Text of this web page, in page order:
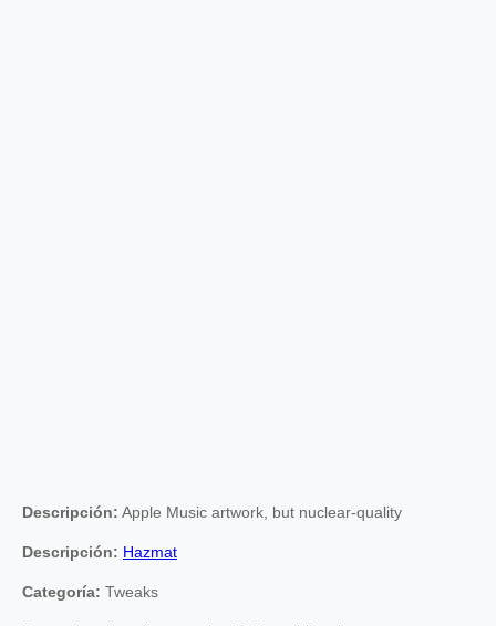
Descripción: Apple Music artwork, but nuclear-quality
Descripción: Hazmat
Categoría: Tweaks